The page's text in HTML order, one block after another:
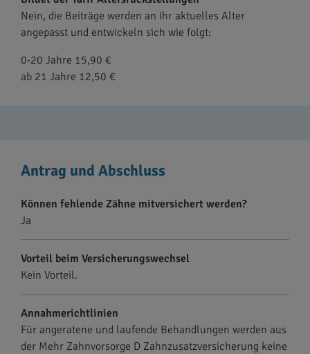
Nein, die Beiträge werden an Ihr aktuelles Alter
angepasst und entwickeln sich wie folgt:
0-20 Jahre 15,90 €
ab 21 Jahre 12,50 €
Antrag und Abschluss
Können fehlende Zähne mitversichert werden?
Ja
Vorteil beim Versicherungswechsel
Kein Vorteil.
Annahmerichtlinien
Für angeratene und laufende Behandlungen werden aus
der Mehr Zahnvorsorge D Zahnzusatzversicherung keine